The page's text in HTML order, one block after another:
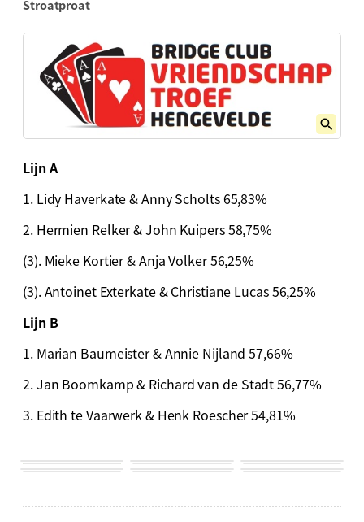
Stroatproat
Lijn A
1. Lidy Haverkate & Anny Scholts 65,83%
2. Hermien Relker & John Kuipers 58,75%
(3). Mieke Kortier & Anja Volker 56,25%
(3). Antoinet Exterkate & Christiane Lucas 56,25%
Lijn B
1. Marian Baumeister & Annie Nijland 57,66%
2. Jan Boomkamp & Richard van de Stadt 56,77%
3. Edith te Vaarwerk & Henk Roescher 54,81%